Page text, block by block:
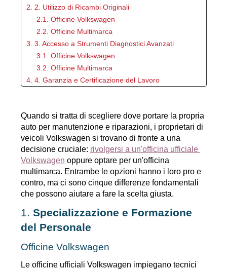
2. 2. Utilizzo di Ricambi Originali
2.1. Officine Volkswagen
2.2. Officine Multimarca
3. 3. Accesso a Strumenti Diagnostici Avanzati
3.1. Officine Volkswagen
3.2. Officine Multimarca
4. 4. Garanzia e Certificazione del Lavoro
5. 5. Esperienza del Cliente
5.1. Officine Volkswagen
5.2. Officine Multimarca
Quando si tratta di scegliere dove portare la propria
auto per manutenzione e riparazioni, i proprietari di
veicoli Volkswagen si trovano di fronte a una
decisione cruciale: rivolgersi a un'officina ufficiale
Volkswagen oppure optare per un'officina
multimarca. Entrambe le opzioni hanno i loro pro e
contro, ma ci sono cinque differenze fondamentali
che possono aiutare a fare la scelta giusta.
1. Specializzazione e Formazione
del Personale
Officine Volkswagen
Le officine ufficiali Volkswagen impiegano tecnici